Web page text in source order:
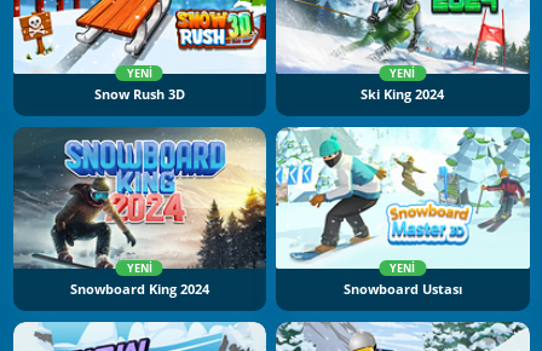
YENI
Snow Rush 3D
YENI
Ski King 2024
YENI
Snowboard King 2024
YENI
Snowboard Ustası